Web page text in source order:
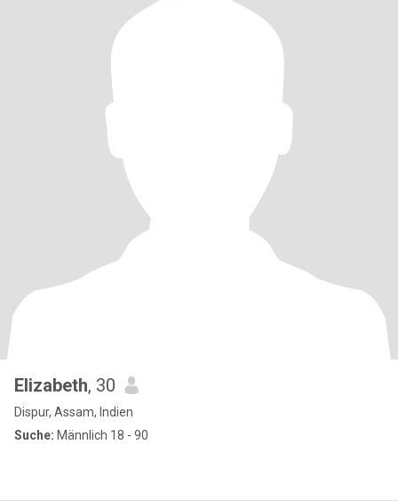
Elizabeth, 30
Dispur, Assam, Indien
Suche: Männlich 18 - 90